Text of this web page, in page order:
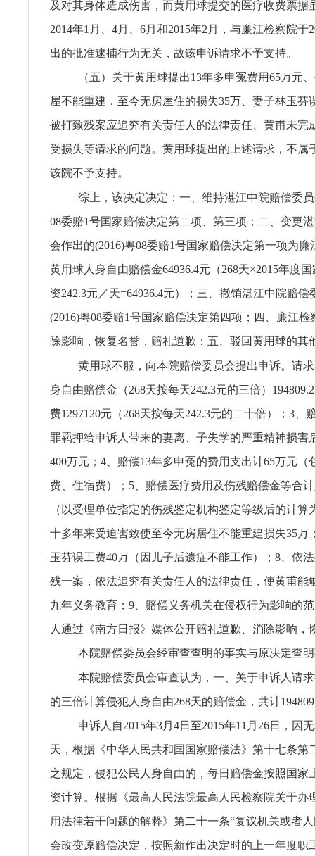
及对其身体造成伤害，而黄用球提交的医疗收费票据
2014年1月、4月、6月和2015年2月，与廉江检察院于
出的批准逮捕行为无关，故该申诉请求不予支持。
（五）关于黄用球提出13年多申冤费用65万元
屋不能重建，至今无房屋住的损失35万、妻子林玉芬
被打致残案应追究有关责任人的法律责任、黄甫未完
受损失等请求的问题。黄用球提出的上述请求，不属
该院不予支持。
综上，该决定决定：一、维持湛江中院赔偿委
08委赔1号国家赔偿决定第二项、第三项；二、变更
会作出的(2016)粤08委赔1号国家赔偿决定第一项为
黄用球人身自由赔偿金64936.4元（268天×2015年度
资242.3元／天=64936.4元）；三、撤销湛江中院赔偿
(2016)粤08委赔1号国家赔偿决定第四项；四、廉江
除影响，恢复名誉，赔礼道歉；五、驳回黄用球的其
黄用球不服，向本院赔偿委员会提出申诉。请
身自由赔偿金（268天按每天242.3元的三倍）
费1297120元（268天按每天242.3元的二十倍）；3、
罪羁押给申诉人带来的妻离、子失学的严重精神损害
400万元；4、赔偿13年多申冤的费用支出计65万元（
费、住宿费）；5、赔偿医疗费用及伤残赔偿金等合
（以受理单位指定的伤残鉴定机构鉴定等级后的计算
十多年来受迫害致使至今无房居住不能重建损失35万
玉芬误工费40万（因儿子后遗症不能工作）；8、依
残一案，依法追究有关责任人的法律责任，使黄甫能
九年义务教育；9、赔偿义务机关在侵权行为影响的
人通过《南方日报》媒体公开赔礼道歉、消除影响，
本院赔偿委员会经审查查明的事实与原决定查
本院赔偿委员会审查认为，一、关于申诉人请
的三倍计算侵犯人身自由268天的赔偿金，共计
申诉人自2015年3月4日至2015年11月26日，因
天，根据《中华人民共和国国家赔偿法》第十七条第
之规定，侵犯公民人身自由的，每日赔偿金按照国家
资计算。根据《最高人民法院最高人民检察院关于办
用法律若干问题的解释》第二十一条“复议机关或者
会改变原赔偿决定，按照新作出决定时的上一年度职